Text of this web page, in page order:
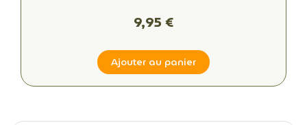
9,95 €
Ajouter au panier